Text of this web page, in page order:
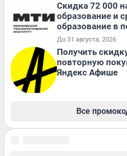
Скидка 72 000
образование и
образование в
До 31 августа, 2026
Получить
повторную
Яндекс Афише
Все